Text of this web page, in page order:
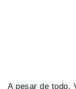
A pesar de todo,